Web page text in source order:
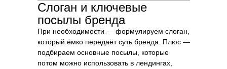
Слоган и ключевые
посылы бренда
При необходимости — формулируем слоган,
который ёмко передаёт суть бренда. Плюс —
подбираем основные посылы, которые
потом можно использовать в лендингах,